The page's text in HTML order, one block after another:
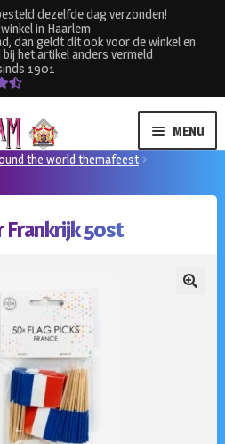
dezelfde dag verzonden!
in Haarlem
dan geldt dit ook voor de winkel en
het artikel anders vermeld
1901
MENU
the world themafeest
Frankrijk 50st